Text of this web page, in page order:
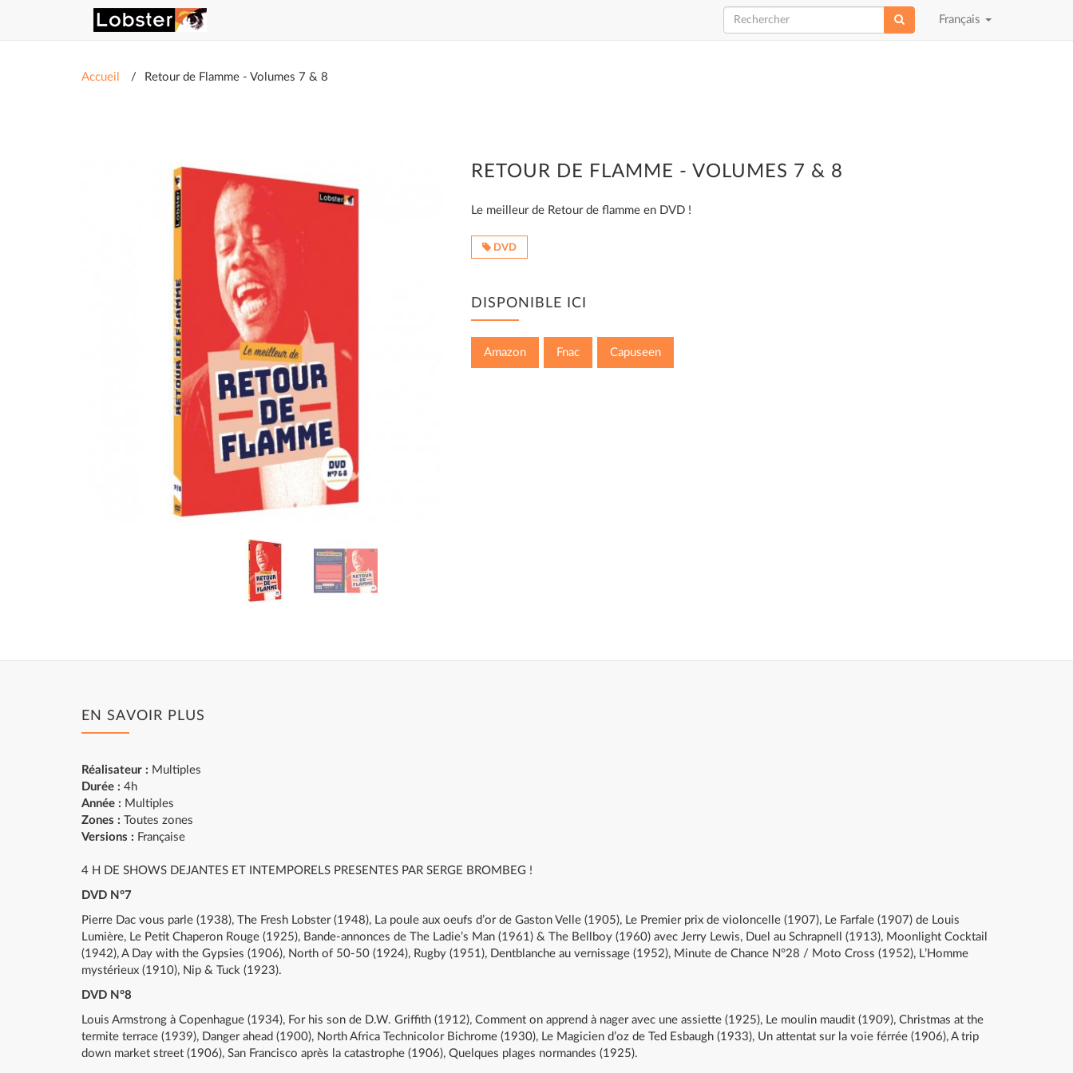
Français
Choisir
Accueil Retour de Flamme - Volumes 7 & 8
RETOUR DE FLAMME - VOLUMES 7 & 8
Le meilleur de Retour de flamme en DVD !
DVD
DISPONIBLE ICI
Amazon Fnac Capuseen
EN SAVOIR PLUS
Réalisateur : Multiples
Durée : 4h
Année : Multiples
Zones : Toutes zones
Versions : Française
4 H DE SHOWS DEJANTES ET INTEMPORELS PRESENTES PAR SERGE BROMBEG !
DVD N°7
Pierre Dac vous parle (1938), The Fresh Lobster (1948), La poule aux oeufs d’or de Gaston Velle (1905), Le Premier prix de violoncelle (1907), Le Farfale (1907) de Louis
Lumière, Le Petit Chaperon Rouge (1925), Bande-annonces de The Ladie’s Man (1961) & The Bellboy (1960) avec Jerry Lewis, Duel au Schrapnell (1913), Moonlight Cocktail
(1942), A Day with the Gypsies (1906), North of 50-50 (1924), Rugby (1951), Dentblanche au vernissage (1952), Minute de Chance N°28 / Moto Cross (1952), L’Homme
mystérieux (1910), Nip & Tuck (1923).
DVD N°8
Louis Armstrong à Copenhague (1934), For his son de D.W. Griffith (1912), Comment on apprend à nager avec une assiette (1925), Le moulin maudit (1909), Christmas at the
termite terrace (1939), Danger ahead (1900), North Africa Technicolor Bichrome (1930), Le Magicien d’oz de Ted Esbaugh (1933), Un attentat sur la voie férrée (1906), A trip
down market street (1906), San Francisco après la catastrophe (1906), Quelques plages normandes (1925).